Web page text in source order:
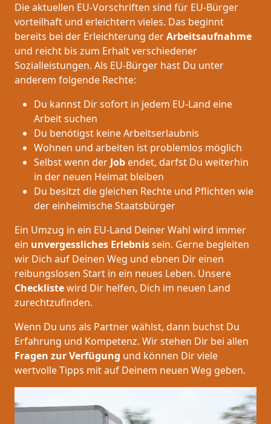
Die aktuellen EU-Vorschriften sind für EU-Bürger
vorteilhaft und erleichtern vieles. Das beginnt
bereits bei der Erleichterung derArbeitsaufnahme
und reicht bis zum Erhalt verschiedener
Sozialleistungen. Als EU-Bürger hast Du unter
anderem folgende Rechte:
Du kannst Dir sofort in jedem EU-Land eine
Arbeit suchen
Du benötigst keine Arbeitserlaubnis
Wohnen und arbeiten ist problemlos möglich
Selbst wenn der Job endet, darfst Du weiterhin
in der neuen Heimat bleiben
Du besitzt die gleichen Rechte und Pflichten wie
der einheimische Staatsbürger
Ein Umzug in ein EU-Land Deiner Wahl wird immer
ein unvergessliches Erlebnissein. Gerne begleiten
wir Dich auf Deinen Weg und ebnen Dir einen
reibungslosen Start in ein neues Leben. Unsere
Checklistewird Dir helfen, Dich im neuen Land
zurechtzufinden.
Wenn Du uns als Partner wählst, dann buchst Du
Erfahrung und Kompetenz. Wir stehen Dir bei allen
Fragen zur Verfügung und können Dir viele
wertvolle Tipps mit auf Deinem neuen Weg geben.